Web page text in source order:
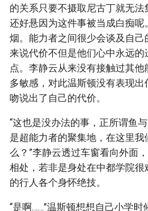
的关系只要不摄取尼古丁就无
还好悬因为这件事被当成白痴呢
烟。能力者之间很少会谈及自
来说代价不但是他们心中永远
点。李静云从来没有接触过其
多敏感，对此温斯顿没有表现
吻说出了自己的代价。
“这也是没办法的事，正所谓鱼
是超能力者的聚集地，在这里
么？”李静云透过车窗看向外面
相处，若非是身处在中都学院
的行人各个身怀绝技。
“是啊……”温斯顿想想自己小学